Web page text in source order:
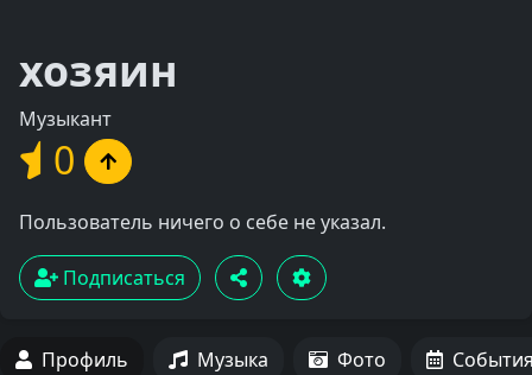
хозяин
Музыкант
0
Пользователь ничего о себе не указал.
Подписаться
Профиль Музыка Фото